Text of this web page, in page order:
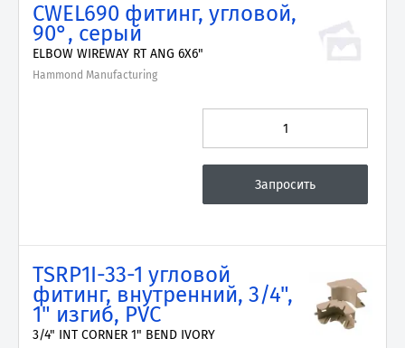
CWEL690 фитинг, угловой,
90°, серый
ELBOW WIREWAY RT ANG 6X6"
Hammond Manufacturing
TSRP1I-33-1 угловой
фитинг, внутренний, 3/4",
1" изгиб, PVC
3/4" INT CORNER 1" BEND IVORY